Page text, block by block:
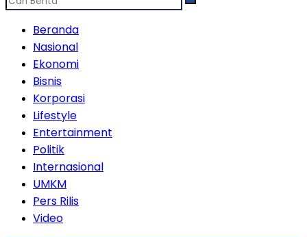
Beranda
Nasional
Ekonomi
Bisnis
Korporasi
Lifestyle
Entertainment
Politik
Internasional
UMKM
Pers Rilis
Video